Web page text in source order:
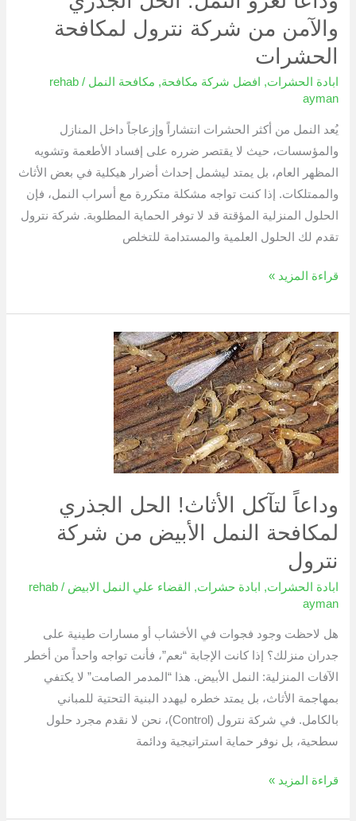
والآمن من شركة نترول لمكافحة
الحشرات
ابادة الحشرات, افضل شركة مكافحة, مكافحة النمل /
rehab
ayman
يُعد النمل من أكثر الحشرات انتشاراً وإزعاجاً داخل المنازل
والمؤسسات، حيث لا يقتصر ضرره على إفساد الأطعمة وتشويه
المظهر العام، بل يمتد ليشمل إحداث أضرار هيكلية في بعض الأثاث
والممتلكات. إذا كنت تواجه مشكلة متكررة مع أسراب النمل، فإن
الحلول المنزلية المؤقتة قد لا توفر الحماية المطلوبة. شركة نترول
تقدم لك الحلول العلمية والمستدامة للتخلص
نترول
لمكافحة
الحشرات
قراءة المزيد »
وداعاً لتآكل الأثاث! الحل الجذري
لمكافحة النمل الأبيض من شركة
نترول
ابادة الحشرات, ابادة حشرات, القضاء علي النمل الابيض /
rehab
ayman
هل لاحظت وجود فجوات في الأخشاب أو مسارات طينية على
جدران منزلك؟ إذا كانت الإجابة “نعم”، فأنت تواجه واحداً من أخطر
الآفات المنزلية: النمل الأبيض. هذا “المدمر الصامت” لا يكتفي
بمهاجمة الأثاث، بل يمتد خطره ليهدد البنية التحتية للمباني
بالكامل. في شركة نترول (Control)، نحن لا نقدم مجرد حلول
سطحية، بل نوفر حماية استراتيجية ودائمة
وداعاً
لتآكل
الأثاث!
الحل
الجذري
لمكافحة
النمل
من
شركة
نترول
قراءة المزيد »